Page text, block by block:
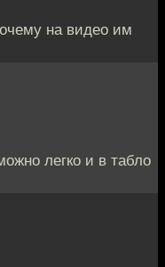
на видео им
легко и в табло